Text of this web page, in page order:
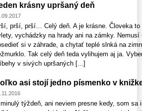
krásny upršaný deň
prší, prší… Celý deň. A je krásne. Človeka to
vychádzky na hrady ani na zámky.
si v záhrade, a chytať teplé slnká na
Tak celý deň teda vylihujem aj ja.
v sivých upršaných [...]
asi stojí jedno písmenko v
týždeň, ani neviem presne kedy, som